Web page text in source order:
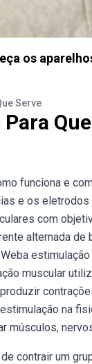
os
Serve
funciona e
e os
com
alternada
muscular
na
músculos,
contrair um